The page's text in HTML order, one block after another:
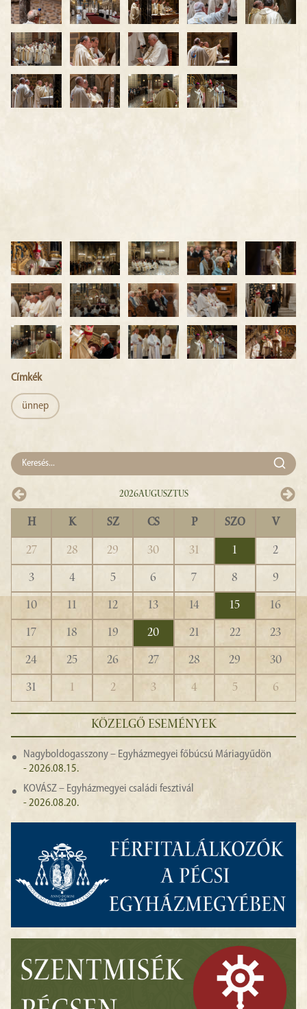
Címkék
ünnep
2026Augusztus
H K SZ CS P SZO V
27 28 29 30 31 1
2
3
4 5 6 7 8
9
10
11 12 13 14 15
16
17
18 19 20 21 22
23
24
25 26 27 28 29
30
31
1 2 3 4 5 6
KÖZELGŐ ESEMÉNYEK
Nagyboldogasszony – Egyházmegyei főbúcsú Máriagyűdön
- 2026.08.15.
KOVÁSZ – Egyházmegyei családi fesztivál
- 2026.08.20.